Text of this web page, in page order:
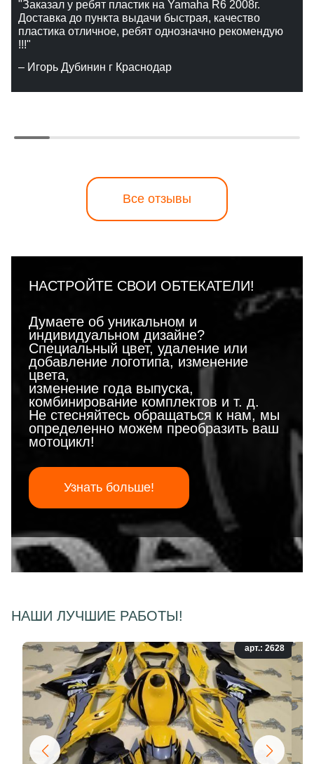
"Заказал у ребят пластик на Yamaha R6 2008г.
Доставка до пункта выдачи быстрая, качество
пластика отличное, ребят однозначно рекомендую
!!!"
– Игорь Дубинин г Краснодар
Все отзывы
НАСТРОЙТЕ СВОИ ОБТЕКАТЕЛИ!
Думаете об уникальном и
индивидуальном дизайне?
Специальный цвет, удаление или
добавление логотипа, изменение
цвета,
изменение года выпуска,
комбинирование комплектов и т. д.
Не стесняйтесь обращаться к нам, мы
определенно можем преобразить ваш
мотоцикл!
Узнать больше!
НАШИ ЛУЧШИЕ РАБОТЫ!
арт.: 2628